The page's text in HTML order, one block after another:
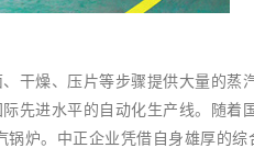
燥、压片等步骤提供大量的蒸
先进水平的自动化生产线。随
炉。中正企业凭借自身雄厚的